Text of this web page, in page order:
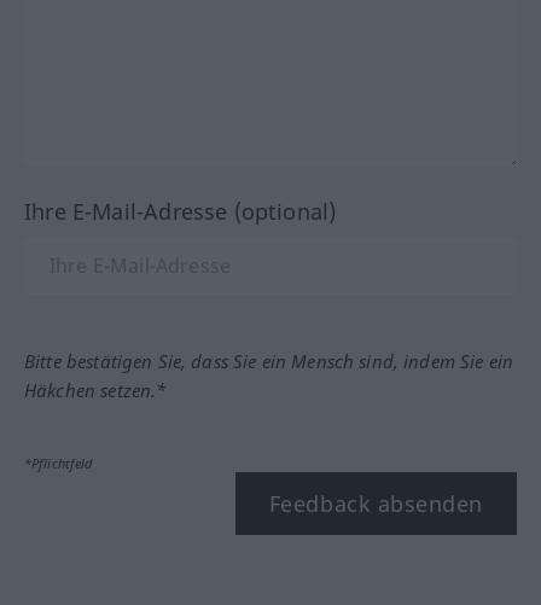
Ihre E-Mail-Adresse (optional)
Bitte bestätigen Sie, dass Sie ein Mensch sind, indem Sie ein
Häkchen setzen.*
*Pflichtfeld
Feedback absenden